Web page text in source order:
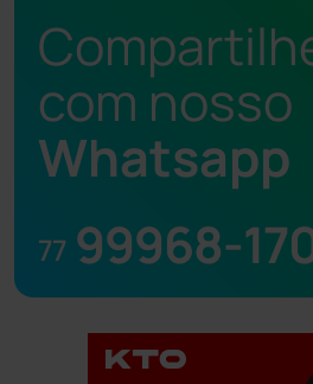
com nosso
Whatsapp
77 99968-